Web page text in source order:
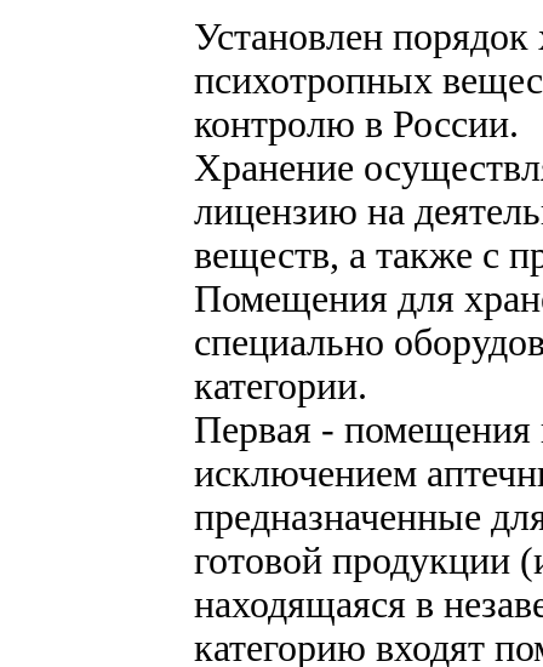
Установлен порядок
психотропных
контролю в России.
Хранение
лицензию на
веществ, а также с
Помещения для
специально
категории.
Первая - помещения
исключением
предназначенные
готовой продукции
находящаяся в
категорию входят